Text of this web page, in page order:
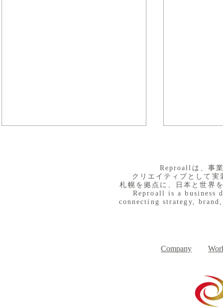
​Reproallは、事
クリエイティブとして
札幌を拠点に、日本と世界
Reproall is a business
connecting strategy,
Company